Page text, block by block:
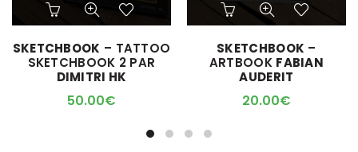
SKETCHBOOK – TATTOO
SKETCHBOOK 2 PAR
DIMITRI HK
50.00€
SKETCHBOOK –
ARTBOOK FABIAN
AUDERIT
20.00€